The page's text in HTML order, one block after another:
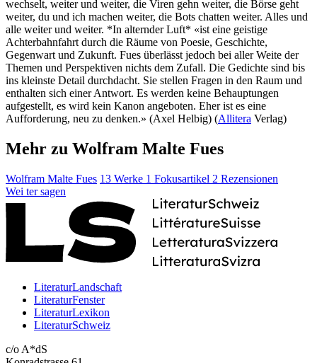
wechselt, weiter und weiter, die Viren gehn weiter, die Börse geht
weiter, du und ich machen weiter, die Bots chatten weiter. Alles und
alle weiter und weiter. *In alternder Luft* «ist eine geistige
Achterbahnfahrt durch die Räume von Poesie, Geschichte,
Gegenwart und Zukunft. Fues überlässt jedoch bei aller Weite der
Themen und Perspektiven nichts dem Zufall. Die Gedichte sind bis
ins kleinste Detail durchdacht. Sie stellen Fragen in den Raum und
enthalten sich einer Antwort. Es werden keine Behauptungen
aufgestellt, es wird kein Kanon angeboten. Eher ist es eine
Aufforderung, neu zu denken.» (Axel Helbig) (Allitera Verlag)
Mehr zu Wolfram Malte Fues
Wolfram Malte Fues 13 Werke 1 Fokusartikel 2 Rezensionen
Wei ter sagen
LiteraturLandschaft
LiteraturFenster
LiteraturLexikon
LiteraturSchweiz
c/o A*dS